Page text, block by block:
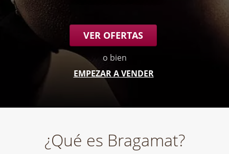
VER OFERTAS
o bien
EMPEZAR A VENDER
¿Qué es Bragamat?